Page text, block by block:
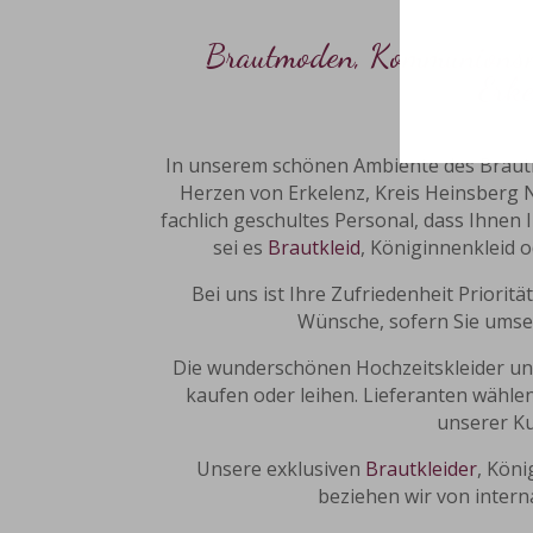
Brautmoden,
In unserem schönen Ambiente des
Herzen von Erkelenz, Kreis Heinsberg
fachlich geschultes Personal, dass
sei es Brautkleid, Königinnenkleid
Bei uns ist Ihre Zufriedenheit
Wünsche, sofern Sie
Die wunderschönen Hochzeitskleider
kaufen oder leihen. Lieferanten
unserer
Unsere exklusiven Brautkleider,
beziehen wir von